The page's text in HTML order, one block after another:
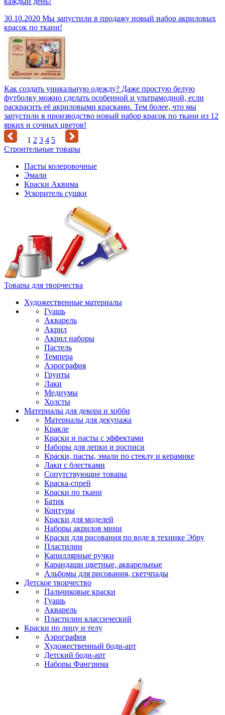
30.10.2020 Мы запустили в продажу новый набор акриловых
красок по ткани!
Как создать уникальную одежду? Даже простую белую
футболку можно сделать особенной и ультрамодной, если
раскрасить её акриловыми красками. Тем более, что мы
запустили в производство новый набор красок по ткани из 12
ярких и сочных цветов!
1 2 3 4 5
Строительные товары
Пасты колеровочные
Эмали
Краски Аквима
Ускоритель сушки
Товары для творчества
Художественные материалы
Гуашь
Акварель
Акрил
Акрил наборы
Пастель
Темпера
Аэрография
Грунты
Лаки
Медиумы
Холсты
Материалы для декора и хобби
Материалы для декупажа
Кракле
Краски и пасты с эффектами
Наборы для лепки и росписи
Краски, пасты, эмали по стеклу и керамике
Лаки с блестками
Сопутствующие товары
Краска-спрей
Краски по ткани
Батик
Контуры
Краски для моделей
Наборы акрилов мини
Краски для рисования по воде в технике Эбру
Пластилин
Капиллярные ручки
Карандаши цветные, акварельные
Альбомы для рисования, скетчпады
Детское творчество
Пальчиковые краски
Гуашь
Акварель
Пластилин классический
Краски по лицу и телу
Аэрография
Художественный боди-арт
Детский боди-арт
Наборы Фангрима